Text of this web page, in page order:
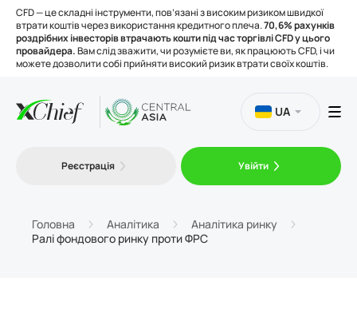
CFD — це складні інструменти, пов’язані з високим ризиком швидкої
втрати коштів через використання кредитного плеча.70,6% рахунків
роздрібних інвесторів втрачають кошти під час торгівлі CFD у цього
провайдера.Вам слід зважити, чи розумієте ви, як працюють CFD, і чи
можете дозволити собі прийняти високий ризик втрати своїх коштів.
Торгівля
UA
Реєстрація Увійти
Головна Аналітика
Аналітика ринку
Ралі фондового ринку проти ФРС